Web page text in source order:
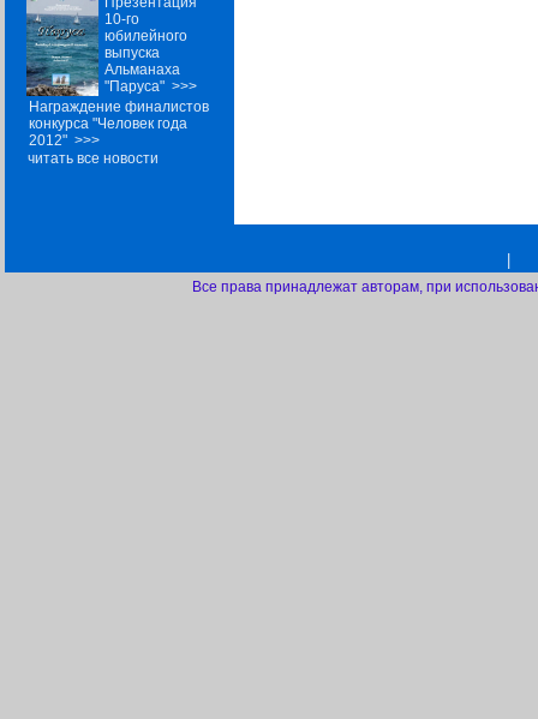
10-го
юбилейного
выпуска
Альманаха
"Паруса" >>>
Награждение финалистов
конкурса "Человек года
2012" >>>
читать все новости
Все права принадлежат авторам, при